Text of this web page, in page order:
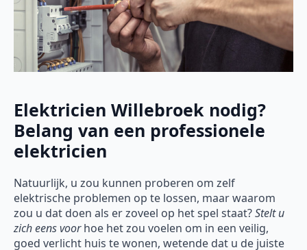
Elektricien Willebroek nodig?
Belang van een professionele
elektricien
Natuurlijk, u zou kunnen proberen om zelf
elektrische problemen op te lossen, maar waarom
zou u dat doen als er zoveel op het spel staat?Stelt u
zich eens voorhoe het zou voelen om in een veilig,
goed verlicht huis te wonen, wetende dat u de juiste